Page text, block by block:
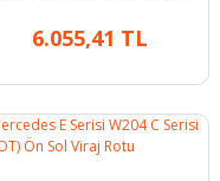
6.055,41 TL